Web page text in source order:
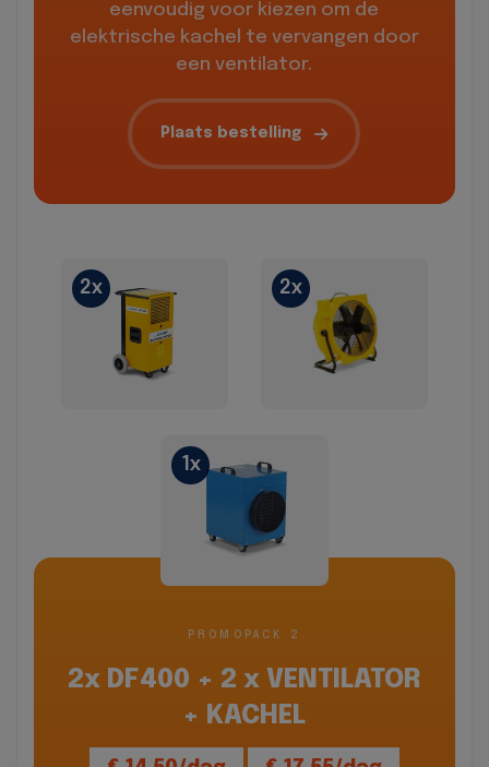
eenvoudig voor kiezen om de
elektrische kachel te vervangen door
een ventilator.
Plaats bestelling
2x 2x
1x
PROMOPACK 2
2x DF400 + 2 x VENTILATOR
+ KACHEL